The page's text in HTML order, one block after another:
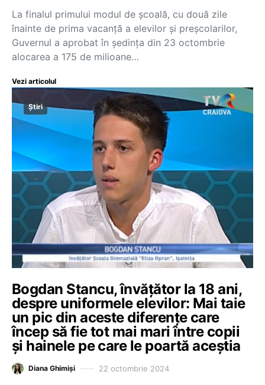
La finalul primului modul de școală, cu două zile
înainte de prima vacanță a elevilor și preșcolarilor,
Guvernul a aprobat în ședința din 23 octombrie
alocarea a 175 de milioane…
Vezi articolul
Știri
Bogdan Stancu, învățător la 18 ani,
despre uniformele elevilor: Mai taie
un pic din aceste diferențe care
încep să fie tot mai mari între copii
și hainele pe care le poartă aceștia
Diana Ghimiși 22 octombrie 2024